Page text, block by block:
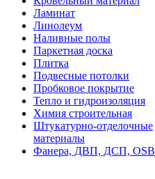
Ламинат
Линолеум
Наливные полы
Паркетная доска
Плитка
Подвесные потолки
Пробковое покрытие
Тепло и гидроизоляция
Химия строительная
Штукатурно-отделочные
материалы
Фанера, ДВП, ДСП, OSB